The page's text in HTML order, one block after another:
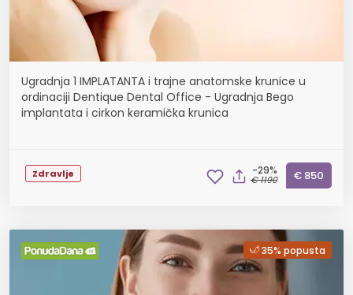
Ugradnja 1 IMPLATANTA i trajne anatomske krunice u
ordinaciji Dentique Dental Office - Ugradnja Bego
implantata i cirkon keramička krunica
Zdravlje -29%
€ 1190 € 850
35% popusta